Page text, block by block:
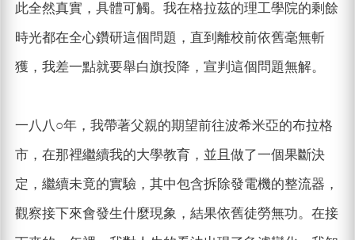
此全然真實，具體可觸。我在格拉茲的理工學院的剩餘
時光都在全心鑽研這個問題，直到離校前依舊毫無斬
獲，我差一點就要舉白旗投降，宣判這個問題無解。
一八八○年，我帶著父親的期望前往波希米亞的布拉格
市，在那裡繼續我的大學教育，並且做了一個果斷決
定，繼續未竟的實驗，其中包含拆除發電機的整流器，
觀察接下來會發生什麼現象，結果依舊徒勞無功。在接